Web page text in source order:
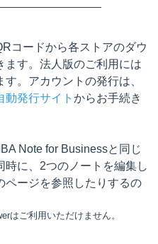
コードから各ストアのダウ
ます。法人版のご利用には
。アカウントの発行は、
動発行サイト からお手続き
Note for Businessと同じ
時に、2つのノートを編集し
ページを参照したりするの
はご利用いただけません。